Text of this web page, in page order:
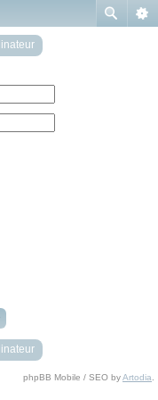
phpBB Mobile / SEO byArtodia